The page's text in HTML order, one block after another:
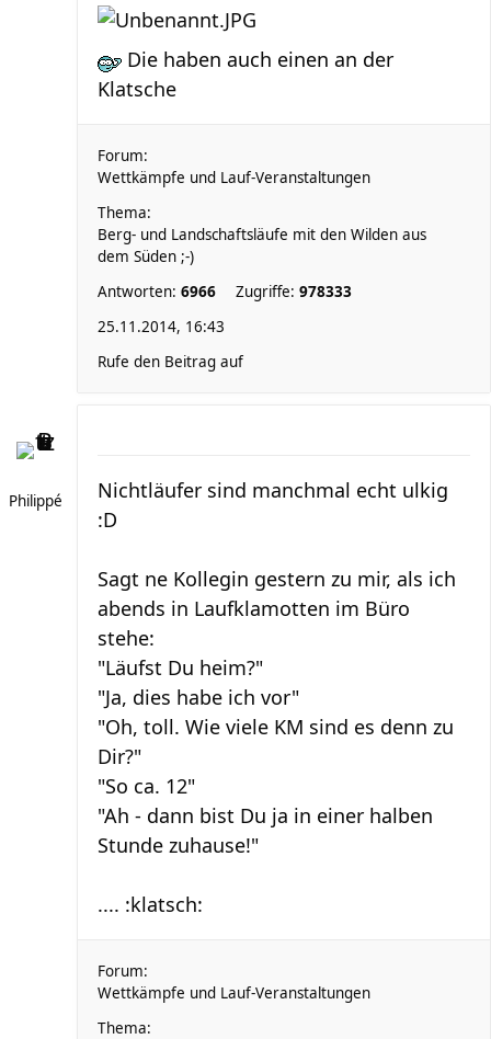
Die haben auch einen an der
Klatsche
Forum:
Wettkämpfe und Lauf-Veranstaltungen
Thema:
Berg- und Landschaftsläufe mit den Wilden aus
dem Süden ;-)
Antworten: 6966 Zugriffe: 978333
25.11.2014, 16:43
Rufe den Beitrag auf
Philippé
Nichtläufer sind manchmal echt ulkig
:D
Sagt ne Kollegin gestern zu mir, als ich
abends in Laufklamotten im Büro
stehe:
"Läufst Du heim?"
"Ja, dies habe ich vor"
"Oh, toll. Wie viele KM sind es denn zu
Dir?"
"So ca. 12"
"Ah - dann bist Du ja in einer halben
Stunde zuhause!"
.... :klatsch:
Forum:
Wettkämpfe und Lauf-Veranstaltungen
Thema: